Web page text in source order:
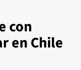
con
en Chile